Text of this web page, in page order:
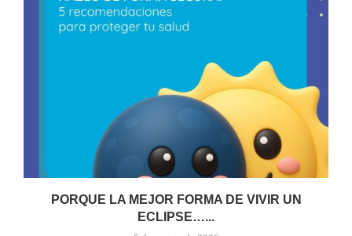
PORQUE LA MEJOR FORMA DE VIVIR UN
ECLIPSE…...